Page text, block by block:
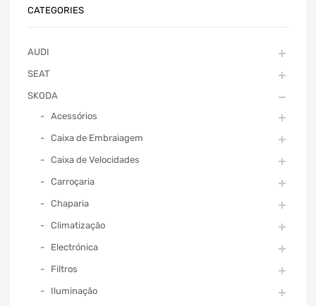
CATEGORIES
AUDI
SEAT
SKODA
Acessórios
Caixa de Embraiagem
Caixa de Velocidades
Carroçaria
Chaparia
Climatização
Electrónica
Filtros
Iluminação